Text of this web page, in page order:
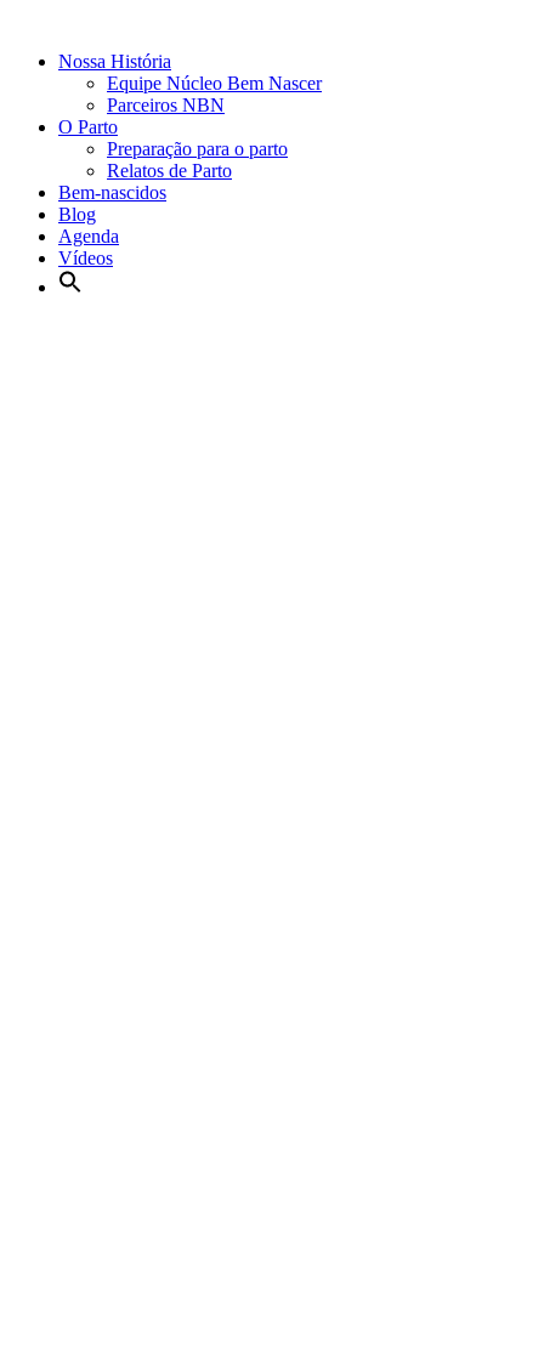
Nossa História
Equipe Núcleo Bem Nascer
Parceiros NBN
O Parto
Preparação para o parto
Relatos de Parto
Bem-nascidos
Blog
Agenda
Vídeos